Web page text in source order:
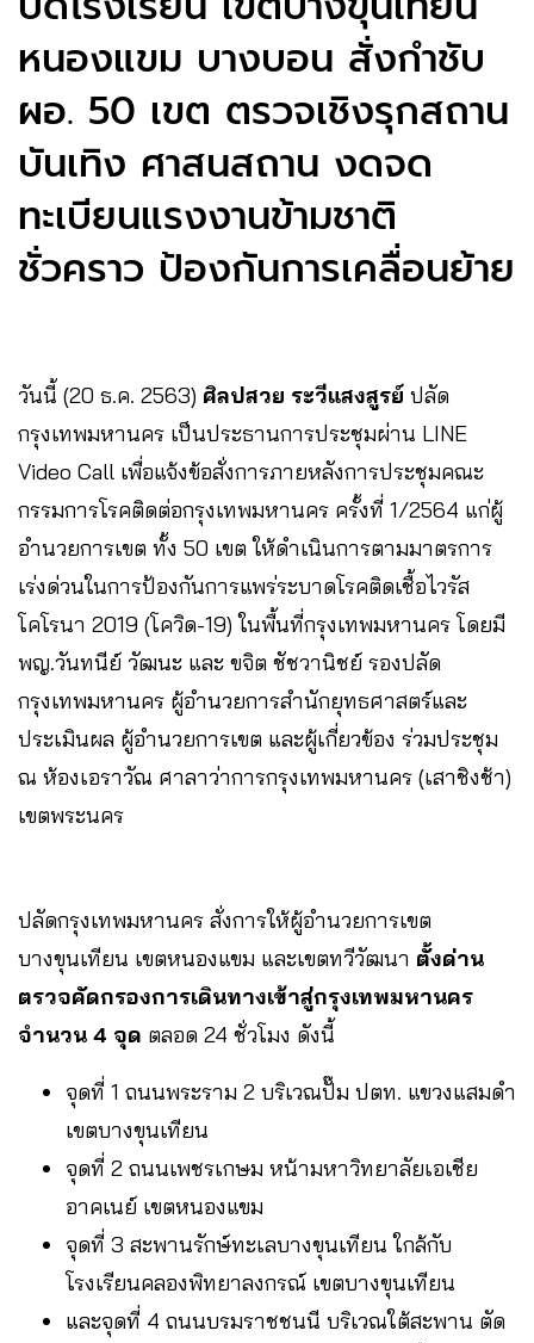
หนองแขม บางบอน สั่งกำชับ
ผอ. 50​ เขต ตรวจเชิงรุกสถาน
บันเทิง ศาสนสถาน​ งดจด
ทะเบียนแรงงานข้ามชาติ
ชั่วคราว ป้องกันการเคลื่อนย้าย
วันนี้ (20​ ธ.ค.​ 2563)​ ศิลปสวย ระวีแสงสูรย์ ปลัด
กรุงเทพมหานคร เป็นประธานการประชุมผ่าน LINE
Video Call เพื่อแจ้งข้อสั่งการภายหลังการประชุมคณะ
กรรมการโรคติดต่อกรุงเทพมหานคร ครั้งที่ 1/2564 แก่ผู้
อำนวยการเขต ทั้ง 50 เขต ให้ดำเนินการตามมาตรการ
เร่งด่วนในการป้องกันการแพร่ระบาดโรคติดเชื้อไวรัส
โคโรนา 2019 (โควิด-19) ในพื้นที่กรุงเทพมหานคร โดยมี
พญ.วันทนีย์ วัฒนะ และ ขจิต ชัชวานิชย์ รองปลัด
กรุงเทพมหานคร ผู้อำนวยการสำนักยุทธศาสตร์และ
ประเมินผล ผู้อำนวยการเขต และผู้เกี่ยวข้อง ร่วมประชุม
ณ ห้องเอราวัณ ศาลาว่าการกรุงเทพมหานคร (เสาชิงช้า)
เขตพระนคร
ปลัดกรุงเทพมหานคร สั่งการให้ผู้อำนวยการเขต
บางขุนเทียน เขตหนองแขม และเขตทวีวัฒนา ตั้งด่าน
ตรวจคัดกรองการเดินทางเข้าสู่กรุงเทพมหานคร
จำนวน 4 จุด ตลอด 24 ชั่วโมง ดังนี้
จุดที่ 1 ถนนพระราม 2 บริเวณปั๊ม ปตท. แขวงแสมดำ
เขตบางขุนเทียน
จุดที่ 2 ถนนเพชรเกษม หน้ามหาวิทยาลัยเอเชีย
อาคเนย์ เขตหนองแขม
จุดที่ 3 สะพานรักษ์ทะเลบางขุนเทียน ใกล้กับ
โรงเรียนคลองพิทยาลงกรณ์ เขตบางขุนเทียน
และจุดที่ 4 ถนนบรมราชชนนี บริเวณใต้สะพาน ตัด